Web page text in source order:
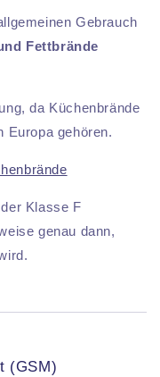
Gebrauch
Fettbrände
da Küchenbrände
Europa gehören.
Klasse F
genau dann,
(GSM)